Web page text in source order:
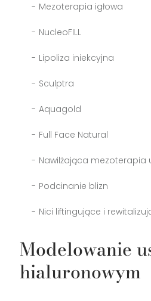
Mezoterapia igłowa
NucleoFILL
Lipoliza iniekcyjna
Sculptra
Aquagold
Full Face Natural
Nawilżająca mezoterapia
Podcinanie blizn
Nici liftingujące i
Modelowanie
hialuronowym